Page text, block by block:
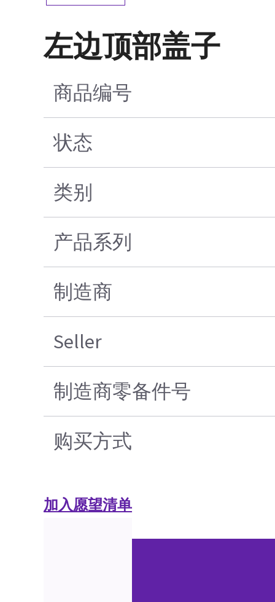
左边顶部盖子
商品编号
状态
类别
产品系列
制造商
Seller
制造商零备件号
购买方式
加入愿望清单